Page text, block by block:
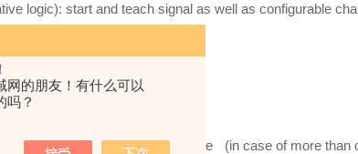
网的朋友！有什么可以
吗？
logic): start and teach signal as well as configurable
“OK" and “KO" signal
connection of I/0 extension module (in case of more than